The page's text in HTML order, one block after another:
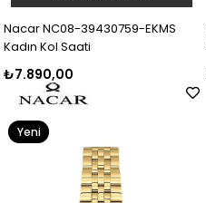
Nacar NC08-39430759-EKMS
Kadın Kol Saati
₺7.890,00
Yeni